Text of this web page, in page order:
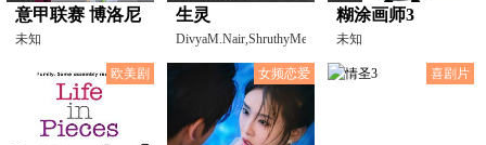
意甲联赛 博洛尼
亚vs都灵
未知
生灵
DivyaM.Nair,ShruthyMenon,
苏迪普,赛亚米·
糊涂画师3
未知
欧美剧 女频恋爱 喜剧片